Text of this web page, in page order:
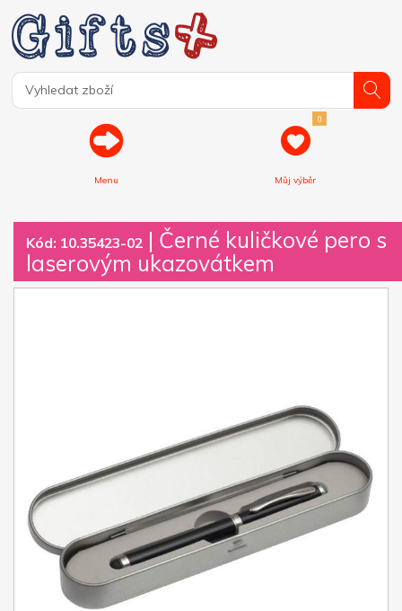
Menu
0
Můj výběr
Kód: 10.35423-02 | Černé kuličkové pero s
laserovým ukazovátkem